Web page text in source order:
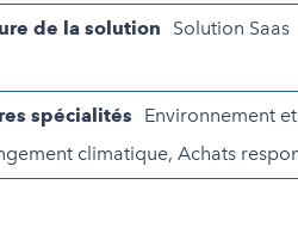
de la solution Solution Saas
spécialités
Environnement et
climatique, Achats